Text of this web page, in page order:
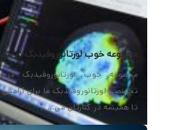
مجموعه خوب لورتانوروفیدبک در
مجموعه خوب لورتانوروفیدبک
تخصصی لورتانوروفیدبک ما برای
تا همیشه در کنارتان می…